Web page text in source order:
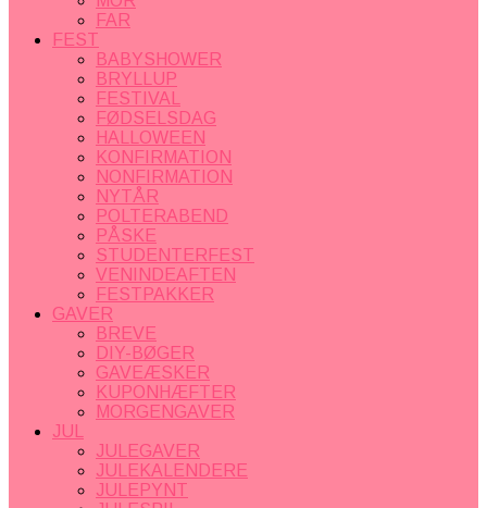
FAR
FEST
BABYSHOWER
BRYLLUP
FESTIVAL
FØDSELSDAG
HALLOWEEN
KONFIRMATION
NONFIRMATION
NYTÅR
POLTERABEND
PÅSKE
STUDENTERFEST
VENINDEAFTEN
FESTPAKKER
GAVER
BREVE
DIY-BØGER
GAVEÆSKER
KUPONHÆFTER
MORGENGAVER
JUL
JULEGAVER
JULEKALENDERE
JULEPYNT